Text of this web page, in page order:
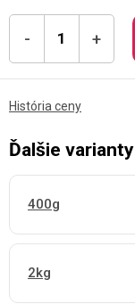
- +
História ceny
Ďalšie varianty
400g
2kg